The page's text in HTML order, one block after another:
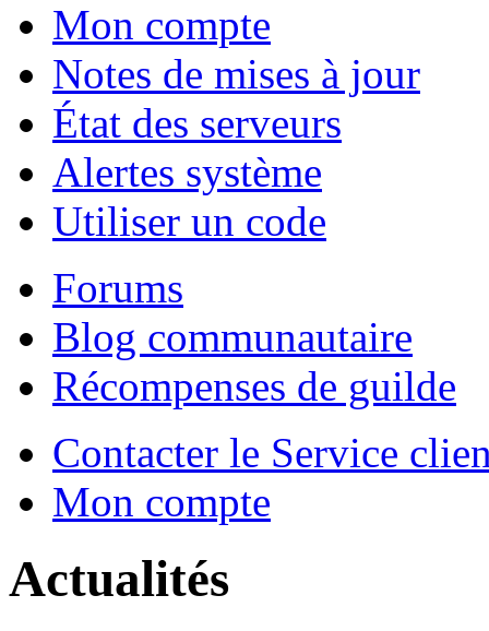
Mon compte
Notes de mises à jour
État des serveurs
Alertes système
Utiliser un code
Forums
Blog communautaire
Récompenses de guilde
Contacter le Service
Mon compte
Actualités